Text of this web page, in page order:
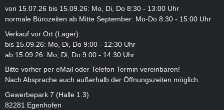
von 15.07.26 bis 15.09.26: Mo, Di, Do 8:30 - 13:00 Uhr
normale Bürozeiten ab Mitte September: Mo-Do 8:30 - 15:00 Uhr
Verkauf vor Ort (Lager):
bis 15.09.26: Mo, Di, Do 9:00 - 12:30 Uhr
ab 15.09.26: Mo, Di, Do 9:00 - 14:30 Uhr
Bitte vorher per eMail oder Telefon Termin vereinbaren!
Nach Absprache auch außerhalb der Öffnungszeiten möglich.
Gewerbepark 7 (Halle 1.3)
82281 Egenhofen